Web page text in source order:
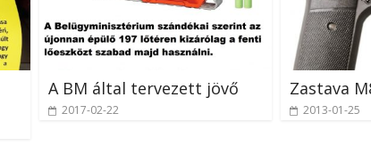
A BM által tervezett jövő
2017-02-22
Zastava
2013-01-25